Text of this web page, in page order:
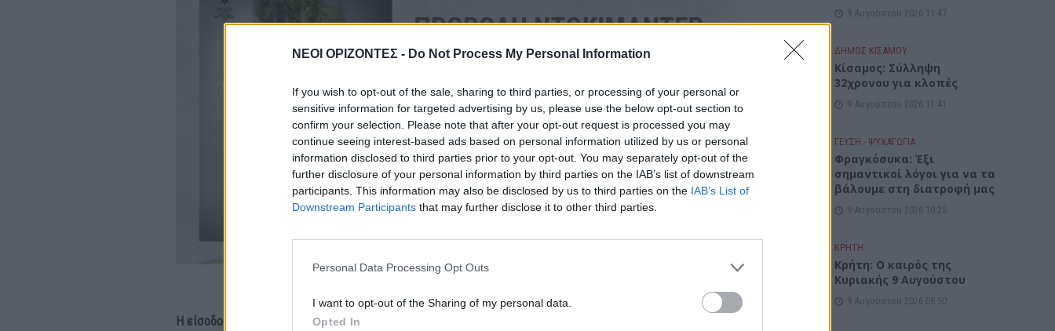
ΝΕΟΙ ΟΡΙΖΟΝΤΕΣ - Do Not Process My Personal Information
If you wish to opt-out of the sale, sharing to third parties, or processing of your personal or
sensitive information for targeted advertising by us, please use the below opt-out section to
confirm your selection. Please note that after your opt-out request is processed you may
continue seeing interest-based ads based on personal information utilized by us or personal
information disclosed to third parties prior to your opt-out. You may separately opt-out of the
further disclosure of your personal information by third parties on the IAB’s list of downstream
participants. This information may also be disclosed by us to third parties on the IAB’s List of
Downstream Participants that may further disclose it to other third parties.
Personal Data Processing Opt Outs
I want to opt-out of the Sharing of my personal data.
Opted In
Η είσοδος σε όλες τις εκδηλώσεις είναι ελεύθερη για το κοινό.
9 Αυγούστου 2026 11:47
ΔΉΜΟΣ ΚΙΣΆΜΟΥ
Κίσαμος: Σύλληψη
32χρονου για κλοπές
9 Αυγούστου 2026 11:41
ΓΕΎΣΗ - ΨΥΧΑΓΩΓΊΑ
Φραγκόσυκα: Έξι
σημαντικοί λόγοι για να τα
βάλουμε στη διατροφή μας
9 Αυγούστου 2026 10:25
ΚΡΗΤΗ
Κρήτη: Ο καιρός της
Κυριακής 9 Αυγούστου
9 Αυγούστου 2026 08:50